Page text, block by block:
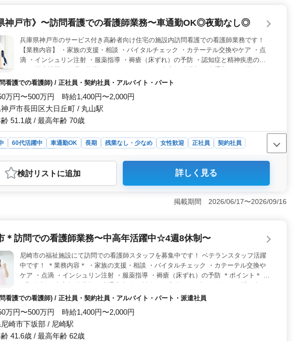
します。経験を活かし、新たなキャリアを築きたい方のご応募をお待ちしていま
＞ 年間休日112日で残業も少なめです。働きながらワークライフバランスを大
験を生かして、より良い医療サービスの提供に貢献しませんか。この機会に成長と安
神戸市》〜訪問看護での看護師業務〜車通勤OK◎夜勤なし◎
兵庫県神戸市のサービス付き高齢者向け住宅の施設内訪問看護での看護師業務です！
【業務内容】 ・家族の支援・相談 ・バイタルチェック ・カテーテル交換やケア ・点
滴 ・インシュリン注射 ・服薬指導 ・褥瘡（床ずれ）の予防 ・認知症と精神疾患のケ
険完備 ＊経験者優遇 ＊夜勤なし 若いスタッフが経験者の力を必要としています！ ぜ
看護での看護師) / 正社員・契約社員・アルバイト・パート
万円〜500万円 時給1,400円〜2,000円
戸市長田区大日丘町 / 丸山駅
51.1歳 / 最高年齢 70歳
60代活躍中 車通勤OK 長期 残業なし・少なめ 女性歓迎 正社員
契約社員
ポイント
い環境＞ 中高年が活躍中の職場であり、経験を重視する風土があります。 夜勤が
は多岐にわたり、家族の支援からターミナルケアまで幅広い業務があります。経験豊
手厚い福利厚生＞ 社会保険完備や実費支給の通勤手当など、手厚い福利厚生が整
検討リスト に追加 詳しく見る
掲載期間 2026/06/17〜2026/09/16
＊訪問での看護師業務〜中高年活躍中☆4週8休制〜
尼崎市の福祉施設にて訪問での看護師スタッフを募集中です！ ベテランスタッフ活躍
中です！ ＊業務内容＊ ・家族の支援・相談 ・バイタルチェック ・カテーテル交換や
ケア ・点滴 ・インシュリン注射 ・服薬指導 ・褥瘡（床ずれ）の予防 ＊ポイント＊ ・
せください／
看護での看護師) / 正社員・契約社員・アルバイト・パート・派遣社員
万円〜500万円 時給1,400円〜2,000円
崎市下坂部 / 尼崎駅
41.6歳 / 最高年齢 62歳